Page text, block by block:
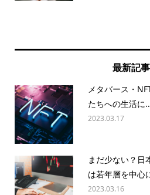
最新記事
メタバース・
たちへの生活に
2023.03.17
まだ少ない？日
は若年層を中心
2023.03.16